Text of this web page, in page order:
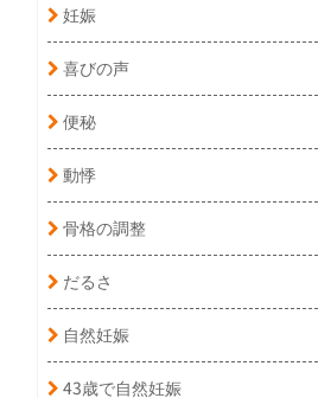
妊娠
喜びの声
便秘
動悸
骨格の調整
だるさ
自然妊娠
43歳で自然妊娠